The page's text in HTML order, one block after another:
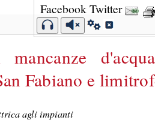
Facebook Twitter
mancanze
Fabiano e
agli impianti